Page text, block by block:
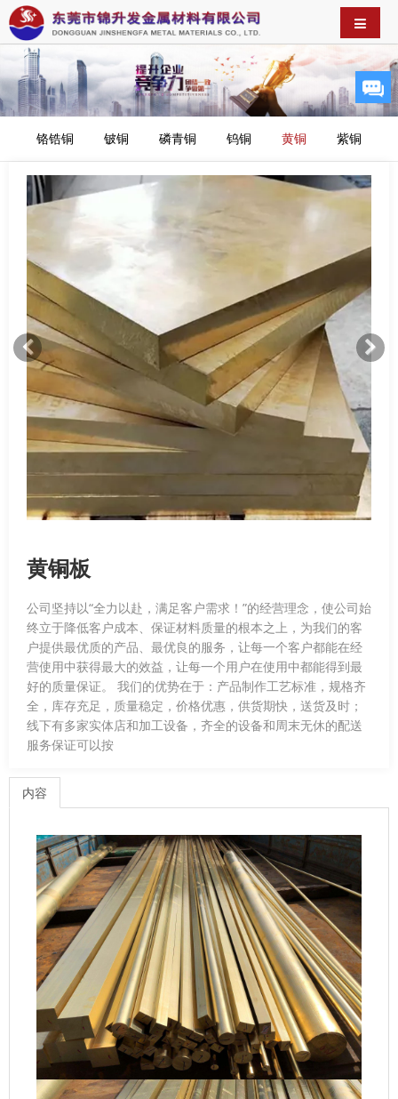
铬锆铜 铍铜 磷青铜 钨铜 黄铜 紫铜
黄铜板
公司坚持以“全力以赴，满足客户需求！”的经营理念，使公司始
终立于降低客户成本、保证材料质量的根本之上，为我们的客
户提供最优质的产品、最优良的服务，让每一个客户都能在经
营使用中获得最大的效益，让每一个用户在使用中都能得到最
好的质量保证。 我们的优势在于：产品制作工艺标准，规格齐
全，库存充足，质量稳定，价格优惠，供货期快，送货及时；
线下有多家实体店和加工设备，齐全的设备和周末无休的配送
服务保证可以按
内容